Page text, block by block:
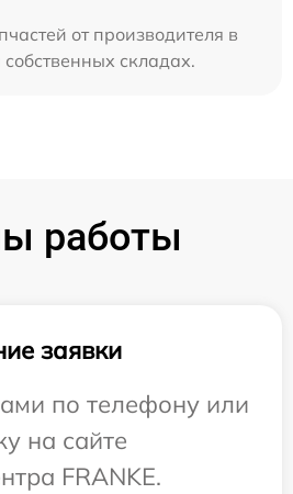
от производителя в
складах.
работы
заявки
по телефону или
на сайте
FRANKE.